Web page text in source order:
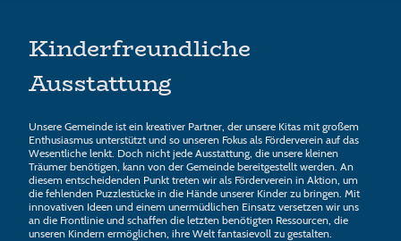
Kinderfreundliche
Ausstattung
Unsere Gemeinde ist ein kreativer Partner, der unsere Kitas mit großem
Enthusiasmus unterstützt und so unseren Fokus als Förderverein auf das
Wesentliche lenkt. Doch nicht jede Ausstattung, die unsere kleinen
Träumer benötigen, kann von der Gemeinde bereitgestellt werden. An
diesem entscheidenden Punkt treten wir als Förderverein in Aktion, um
die fehlenden Puzzlestücke in die Hände unserer Kinder zu bringen. Mit
innovativen Ideen und einem unermüdlichen Einsatz versetzen wir uns
an die Frontlinie und schaffen die letzten benötigten Ressourcen, die
unseren Kindern ermöglichen, ihre Welt fantasievoll zu gestalten.